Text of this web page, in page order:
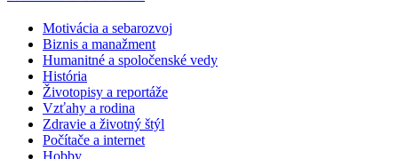
Motivácia a sebarozvoj
Biznis a manažment
Humanitné a spoločenské vedy
História
Životopisy a reportáže
Vzťahy a rodina
Zdravie a životný štýl
Počítače a internet